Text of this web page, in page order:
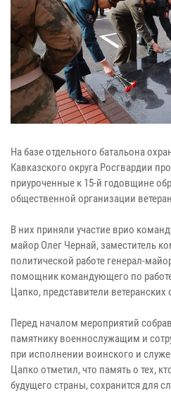
На базе отдельного батальона
Кавказского округа Росгвардии
приуроченные к 15-й годовщине
общественной организации
В них приняли участие врио
майор Олег Чернай, заместитель
политической работе генерал-
помощник командующего по
Цапко, представители ветеранских
Перед началом мероприятий
памятнику военнослужащим и
при исполнении воинского и
Цапко отметил, что память о тех,
будущего страны, сохранится для